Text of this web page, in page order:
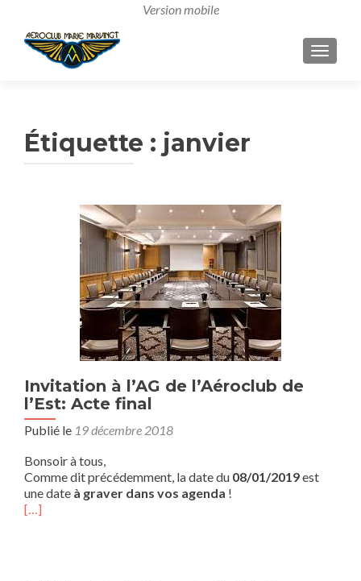
Étiquette : janvier
Invitation à l’AG de l’Aéroclub de
l’Est: Acte final
Publié le 19 décembre 2018
Bonsoir à tous,
Comme dit précédemment, la date du 08/01/2019est
une date à graver dans vos agenda !
[…]